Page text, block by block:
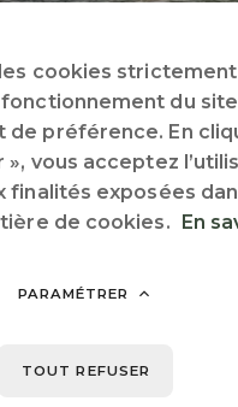
animaux admis
cookies strictement
du
préférence. En
», vous acceptez
finalités exposées
de cookies. En
PARAMÉTRER
TOUT REFUSER